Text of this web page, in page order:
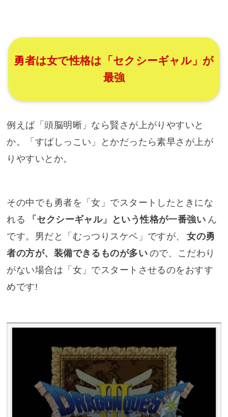
勇者は女で性格は「セクシーギャル」が
最強
例えば「頭脳明晰」なら賢さが上がりやすいと
か。「すばしっこい」とかだったら素早さが上が
りやすいとか。
その中でも勇者を「女」でスタートしたときにな
れる
「セクシーギャル」という性格が一番強い ん
です。男だと「むっつりスケベ」ですが、
女の勇
者の方が、装備できるものが多い ので、こだわり
がない場合は「女」でスタートさせるのをおすす
めです!